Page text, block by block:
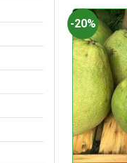
biến
thể.
Các
tùy
chọn
có
thể
được
chọn
trên
trang
sản
-20%